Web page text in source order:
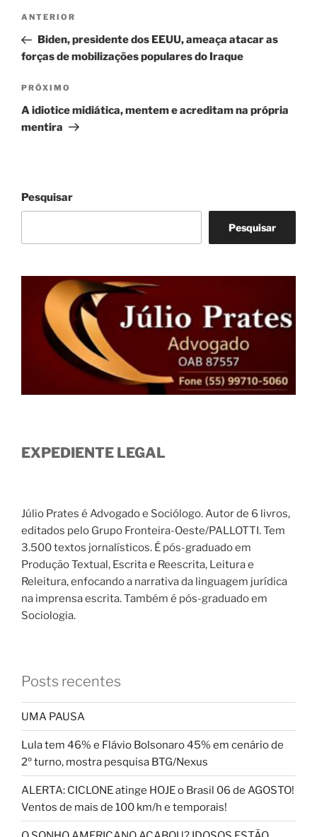
Navegação
Post
Post
anterior
ANTERIOR
Biden, presidente dos EEUU, ameaça atacar as
forças de mobilizações populares do Iraque
Próximo
post
PRÓXIMO
A idiotice midiática, mentem e acreditam na própria
mentira
Pesquisar
Pesquisar
EXPEDIENTE LEGAL
Júlio Prates é Advogado e Sociólogo. Autor de 6 livros,
editados pelo Grupo Fronteira-Oeste/PALLOTTI. Tem
3.500 textos jornalísticos. É pós-graduado em
Produção Textual, Escrita e Reescrita, Leitura e
Releitura, enfocando a narrativa da linguagem jurídica
na imprensa escrita. Também é pós-graduado em
Sociologia.
Posts recentes
UMA PAUSA
Lula tem 46% e Flávio Bolsonaro 45% em cenário de
2º turno, mostra pesquisa BTG/Nexus
ALERTA: CICLONE atinge HOJE o Brasil 06 de AGOSTO!
Ventos de mais de 100 km/h e temporais!